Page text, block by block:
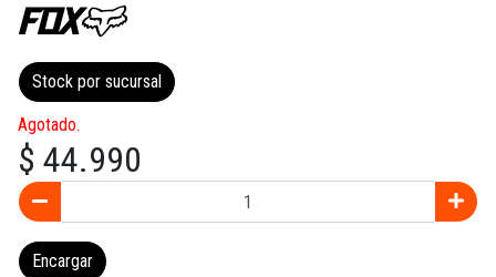
Stock por sucursal
Agotado.
$ 44.990
Encargar